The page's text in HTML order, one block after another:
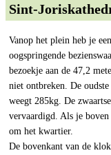
Sint-
Vanop het plein heb je
oogspringende
bezoekje aan de 47,2
niet ontbreken. De
weegt 285kg. De
vervaardigd. Als je
om het kwartier.
De bovenkant van de